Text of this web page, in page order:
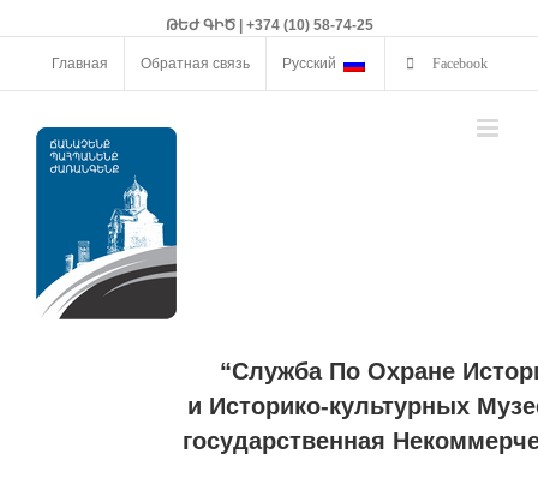
ԹԵԺ ԳԻԾ | +374 (10) 58-74-25
Главная Обратная связь Русский Facebook
“Служба По Охране
и Историко-культурных
государственная